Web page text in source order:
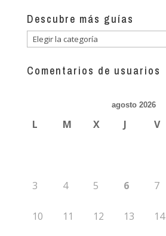
Descubre más guías
Descubre
guías
Comentarios de usuarios
agosto 2026
L M X J V
3 4 5 6 7
10 11 12 13 14